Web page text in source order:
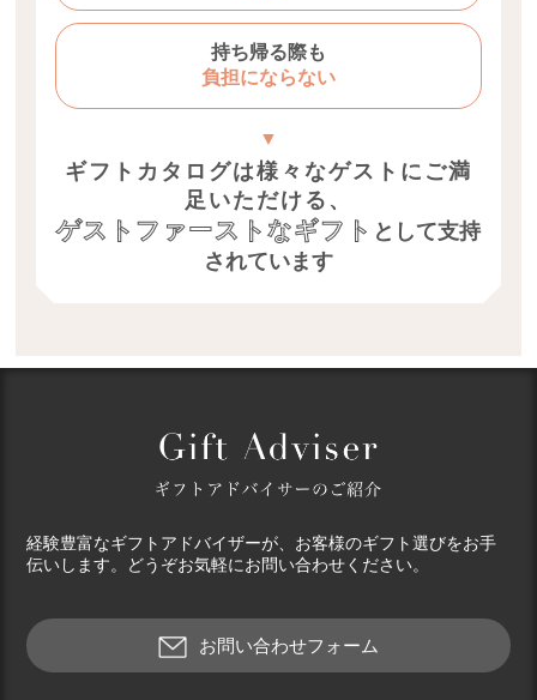
持ち帰る際も
負担にならない
ギフトカタログは様々なゲストにご満
足いただける、
ゲストファーストなギフト として支持
されています
経験豊富なギフトアドバイザーが、お客様のギフト選びをお手
伝いします。どうぞお気軽にお問い合わせください。
お問い合わせフォーム